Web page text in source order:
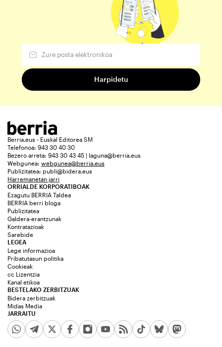
Berria.eus - Euskal Editorea SM
Telefonoa: 943 30 40 30
Bezero arreta: 943 30 43 45 | laguna@berria.eus
Webgunea: webgunea@berria.eus
Publizitatea: publi@bidera.eus
Harremanetan jarri
ORRIALDE KORPORATIBOAK
Ezagutu BERRIA Taldea
BERRIA berri bloga
Publizitatea
Galdera-erantzunak
Kontratazioak
Sarebide
JARRAITU
LEGEA
Lege informazioa
Pribatutasun politika
Cookieak
cc Lizentzia
Kanal etikoa
BESTELAKO ZERBITZUAK
Bidera zerbitzuak
Midas Media